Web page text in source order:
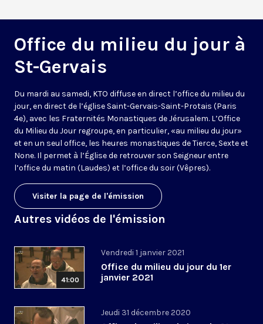
Office du milieu du jour à
St-Gervais
Du mardi au samedi, KTO diffuse en direct l’office du milieu du
jour, en direct de l’église Saint-Gervais-Saint-Protais (Paris
4e), avec les Fraternités Monastiques de Jérusalem. L’Office
du Milieu du Jour regroupe, en particulier, «au milieu du jour»
et en un seul office, les heures monastiques de Tierce, Sexte et
None. Il permet à l’Église de retrouver son Seigneur entre
l’office du matin (Laudes) et l’office du soir (Vêpres).
Visiter la page de l'émission
Autres vidéos de l'émission
41:00
Vendredi 1 janvier 2021
Office du milieu du jour du 1er
janvier 2021
Jeudi 31 décembre 2020